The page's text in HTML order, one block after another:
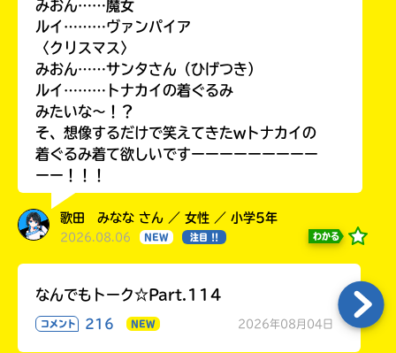
みおん……魔女
ルイ………ヴァンパイア
〈クリスマス〉
みおん……サンタさん（ひげつき）
ルイ………トナカイの着ぐるみ
みたいな〜！？
そ、想像するだけで笑えてきたwトナカイの
着ぐるみ着て欲しいですーーーーーーーーー
ーー！！！
歌田 みなな さん ／ 女性 ／ 小学5年
2026.08.06 NEW 注目 !! わかる
なんでもトーク☆Part.114
コメント 216 NEW 2026年08月04日